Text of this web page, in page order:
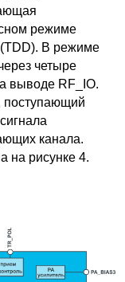
режиме
В режиме
четыре
выводе RF_IO.
поступающий
канала.
на рисунке 4.